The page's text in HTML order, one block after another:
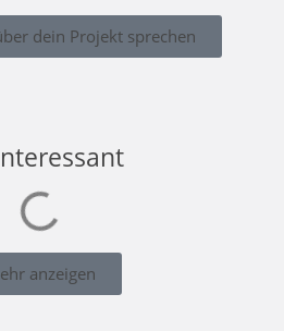
dein Projekt sprechen
anzeigen